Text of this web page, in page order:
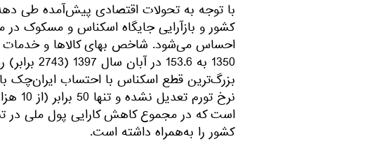
با توجه به تحولات اقتصادی پیش‌آمده طی
کشور و بازآرایی جایگاه اسکناس و مسکوک
1350 به
بزرگ‌ترین قطع اسکناس با احتساب ایران‌چک
است که در مجموع کاهش کارایی پول ملی در
کشور را به‌همراه داشته است.